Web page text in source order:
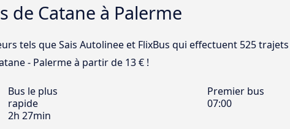
Catane à Palerme
tels que Sais Autolinee et FlixBus qui effectuent 525
- Palerme à partir de 13 € !
Bus le plus
rapide
2h 27min
Premier bus
07:00